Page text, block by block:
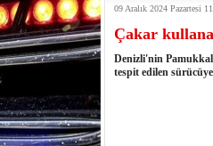
Memişoğlu: 500 yataklı hastanemizi
bir kişinin hayatını kaybettiği husumet
Çiftçinin kullandığı mazot, gübre ve
Üniversitesinin 2026 YKS kontenjanı
09 Aralık 2024 Pazartesi
Çakar
Denizli'nin
tespit edilen sürücüye